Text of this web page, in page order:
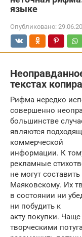
языке
Опубликовано:
текстах
Рифма нередко
совершенно
большинстве
являются
коммерческой
информации. К
рекламные
не могут
Маяковскому. Их
в состоянии ни
ни побудить к
акту покупки.
творческими